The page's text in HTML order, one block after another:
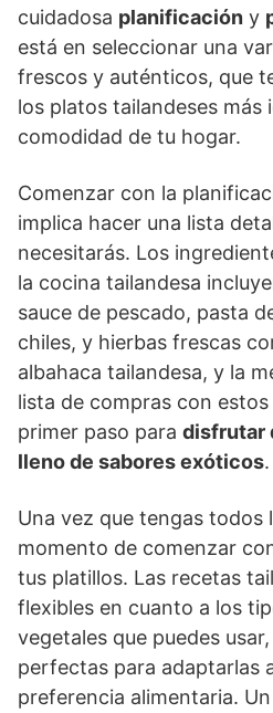
cuidadosa planificación y
está en seleccionar una
frescos y auténticos, que
los platos tailandeses más
comodidad de tu hogar.
Comenzar con la
implica hacer una lista
necesitarás. Los
la cocina tailandesa
sauce de pescado, pasta
chiles, y hierbas frescas
albahaca tailandesa, y la
lista de compras con
primer paso para disfrutar
lleno de sabores exóticos.
Una vez que tengas todos
momento de comenzar
tus platillos. Las recetas
flexibles en cuanto a los
vegetales que puedes
perfectas para adaptarlas
preferencia alimentaria.